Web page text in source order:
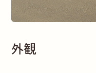
外観